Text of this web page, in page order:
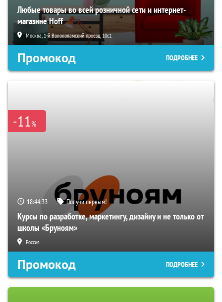
Любые товары во всей розничной сети и интернет-
магазине Hoff
Москва, 1-й Волоколамский проезд, 10с1
Промокод ПОДРОБНЕЕ
-11%
18:44:32 Получи первым!
Курсы по разработке, маркетингу, дизайну и не только от
школы «Бруноям»
Россия
Промокод ПОДРОБНЕЕ